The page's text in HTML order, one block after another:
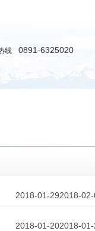
线 0891-6325020
2018-
2018-01-29
2018-
2018-01-20